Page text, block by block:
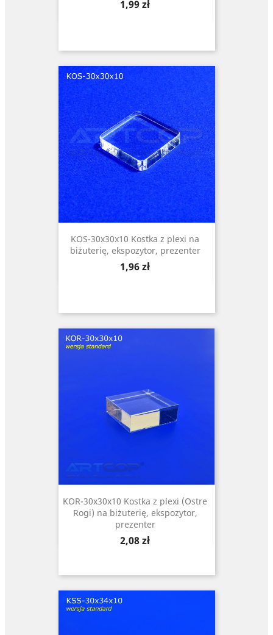
Cena
1,99 zł
KOS-30x30x10 Kostka z plexi na
biżuterię, ekspozytor, prezenter
Cena
1,96 zł
KOR-30x30x10 Kostka z plexi (Ostre
Rogi) na biżuterię, ekspozytor,
prezenter
Cena
2,08 zł